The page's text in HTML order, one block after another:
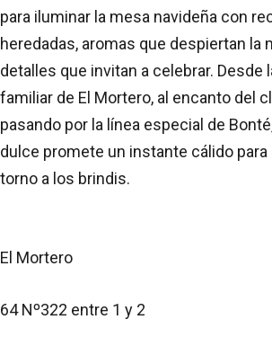
para iluminar la mesa navideña con
heredadas, aromas que despiertan la
detalles que invitan a celebrar. Desde
familiar de El Mortero, al encanto del
pasando por la línea especial de
dulce promete un instante cálido
torno a los brindis.
El Mortero
64 Nº322 entre 1 y 2